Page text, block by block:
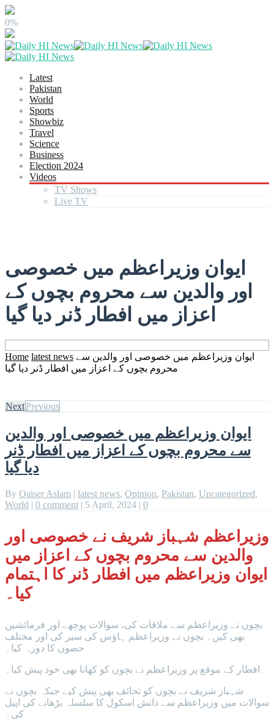
0%
Latest
Pakistan
World
Sports
Showbiz
Travel
Science
Business
Election 2024
Videos
TV Shows
Live TV
ایوان وزیراعظم میں خصوصی
اور والدین سے محروم بچوں کے
اعزاز میں افطار ڈنر دیا گیا
Home latest news ایوان وزیراعظم میں خصوصی اور والدین سے
محروم بچوں کے اعزاز میں افطار ڈنر دیا گیا
NextPrevious
ایوان وزیراعظم میں خصوصی اور والدین
سے محروم بچوں کے اعزاز میں افطار ڈنر
دیا گیا
By Qaiser Aslam | latest news, Opinion, Pakistan, Uncategorized,
World | 0 comment | 5 April, 2024 | 0
وزیراعظم شہباز شریف نے خصوصی اور
والدین سے محروم بچوں کے اعزاز میں
ایوان وزیراعظم میں افطار ڈنر کا اہتمام
کیا۔
بچوں نے وزيراعظم سے ملاقات کی، سوالات پوچھے اور فرمائشیں
بھی کیں۔ بچوں نے وزیراعظم ہاؤس کی سیر کی اور مختلف
حصوں کا دورہ کیا۔
افطار کے موقع پر وزیراعظم نے بچوں کو کھانا بھی خود پیش کیا۔
شہباز شریف نے بچوں کو تحائف بھی پیش کیے جبکہ بچوں نے
سوالات میں وزیراعظم سے دانش اسکول کا سلسلہ بڑھانے کی اپیل
کی۔